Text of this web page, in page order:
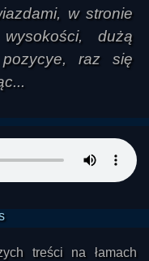
w stronie
dużą
pozycye, raz się
treści na łamach